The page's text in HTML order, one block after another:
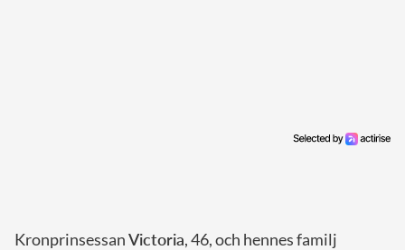
KronprinsessanVictoria, 46, och hennes familj